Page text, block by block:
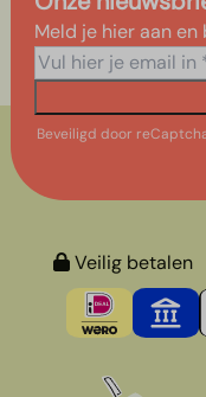
Meld je hier aan
Beveiligd door
Veilig betalen